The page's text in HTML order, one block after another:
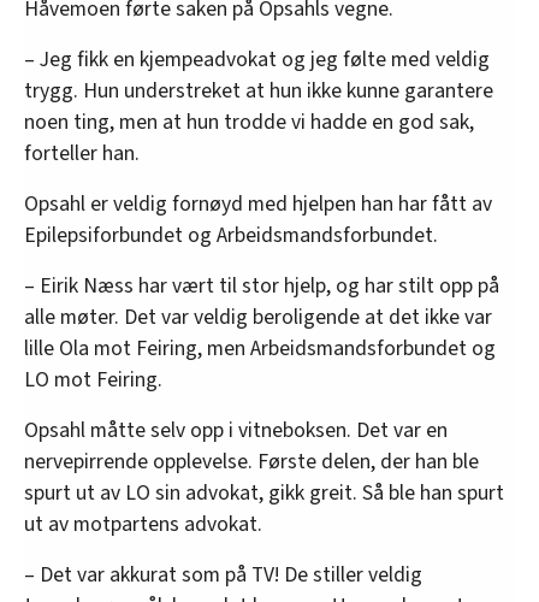
Håvemoen førte saken på Opsahls vegne.
– Jeg fikk en kjempeadvokat og jeg følte med veldig
trygg. Hun understreket at hun ikke kunne garantere
noen ting, men at hun trodde vi hadde en god sak,
forteller han.
Opsahl er veldig fornøyd med hjelpen han har fått av
Epilepsiforbundet og Arbeidsmandsforbundet.
– Eirik Næss har vært til stor hjelp, og har stilt opp på
alle møter. Det var veldig beroligende at det ikke var
lille Ola mot Feiring, men Arbeidsmandsforbundet og
LO mot Feiring.
Opsahl måtte selv opp i vitneboksen. Det var en
nervepirrende opplevelse. Første delen, der han ble
spurt ut av LO sin advokat, gikk greit. Så ble han spurt
ut av motpartens advokat.
– Det var akkurat som på TV! De stiller veldig